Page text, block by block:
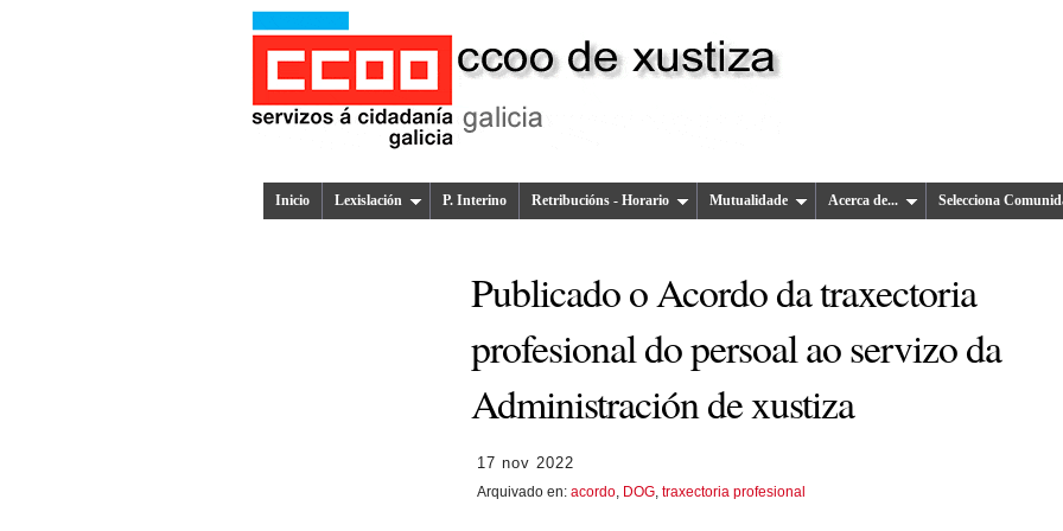
Inicio Lexislación P. Interino Retribucións - Horario Mutualidade Acerca de... Selecciona
Publicado o Acordo da traxectoria
profesional do persoal ao servizo da
Administración de xustiza
17 nov 2022
Arquivado en: acordo DOG traxectoria profesional